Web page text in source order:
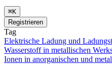
⌘K
Registrieren
Tag
Elektrische Ladung und
Wasserstoff in metallischen
Ionen in anorganischen und